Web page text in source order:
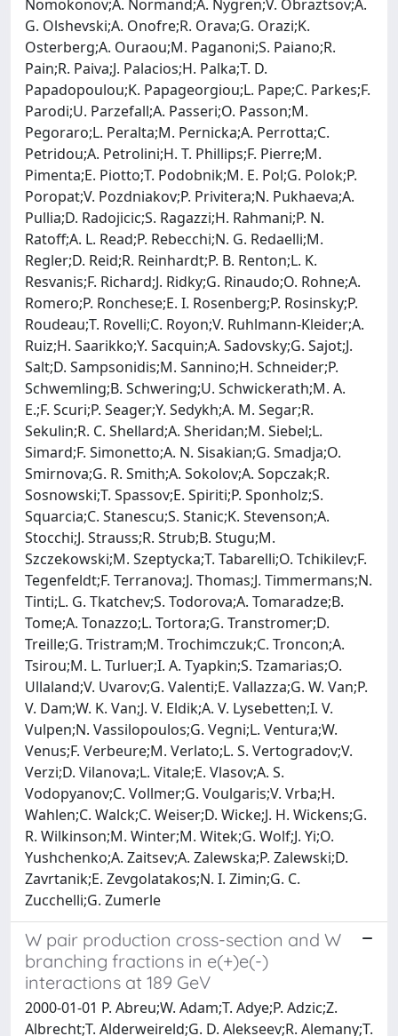
Nomokonov;A. Normand;A. Nygren;V. Obraztsov;A.
G. Olshevski;A. Onofre;R. Orava;G. Orazi;K.
Osterberg;A. Ouraou;M. Paganoni;S. Paiano;R.
Pain;R. Paiva;J. Palacios;H. Palka;T. D.
Papadopoulou;K. Papageorgiou;L. Pape;C. Parkes;F.
Parodi;U. Parzefall;A. Passeri;O. Passon;M.
Pegoraro;L. Peralta;M. Pernicka;A. Perrotta;C.
Petridou;A. Petrolini;H. T. Phillips;F. Pierre;M.
Pimenta;E. Piotto;T. Podobnik;M. E. Pol;G. Polok;P.
Poropat;V. Pozdniakov;P. Privitera;N. Pukhaeva;A.
Pullia;D. Radojicic;S. Ragazzi;H. Rahmani;P. N.
Ratoff;A. L. Read;P. Rebecchi;N. G. Redaelli;M.
Regler;D. Reid;R. Reinhardt;P. B. Renton;L. K.
Resvanis;F. Richard;J. Ridky;G. Rinaudo;O. Rohne;A.
Romero;P. Ronchese;E. I. Rosenberg;P. Rosinsky;P.
Roudeau;T. Rovelli;C. Royon;V. Ruhlmann-Kleider;A.
Ruiz;H. Saarikko;Y. Sacquin;A. Sadovsky;G. Sajot;J.
Salt;D. Sampsonidis;M. Sannino;H. Schneider;P.
Schwemling;B. Schwering;U. Schwickerath;M. A.
E.;F. Scuri;P. Seager;Y. Sedykh;A. M. Segar;R.
Sekulin;R. C. Shellard;A. Sheridan;M. Siebel;L.
Simard;F. Simonetto;A. N. Sisakian;G. Smadja;O.
Smirnova;G. R. Smith;A. Sokolov;A. Sopczak;R.
Sosnowski;T. Spassov;E. Spiriti;P. Sponholz;S.
Squarcia;C. Stanescu;S. Stanic;K. Stevenson;A.
Stocchi;J. Strauss;R. Strub;B. Stugu;M.
Szczekowski;M. Szeptycka;T. Tabarelli;O. Tchikilev;F.
Tegenfeldt;F. Terranova;J. Thomas;J. Timmermans;N.
Tinti;L. G. Tkatchev;S. Todorova;A. Tomaradze;B.
Tome;A. Tonazzo;L. Tortora;G. Transtromer;D.
Treille;G. Tristram;M. Trochimczuk;C. Troncon;A.
Tsirou;M. L. Turluer;I. A. Tyapkin;S. Tzamarias;O.
Ullaland;V. Uvarov;G. Valenti;E. Vallazza;G. W. Van;P.
V. Dam;W. K. Van;J. V. Eldik;A. V. Lysebetten;I. V.
Vulpen;N. Vassilopoulos;G. Vegni;L. Ventura;W.
Venus;F. Verbeure;M. Verlato;L. S. Vertogradov;V.
Verzi;D. Vilanova;L. Vitale;E. Vlasov;A. S.
Vodopyanov;C. Vollmer;G. Voulgaris;V. Vrba;H.
Wahlen;C. Walck;C. Weiser;D. Wicke;J. H. Wickens;G.
R. Wilkinson;M. Winter;M. Witek;G. Wolf;J. Yi;O.
Yushchenko;A. Zaitsev;A. Zalewska;P. Zalewski;D.
Zavrtanik;E. Zevgolatakos;N. I. Zimin;G. C.
Zucchelli;G. Zumerle
W pair production cross-section and W
branching fractions in e(+)e(-)
interactions at 189 GeV
2000-01-01 P. Abreu;W. Adam;T. Adye;P. Adzic;Z.
Albrecht;T. Alderweireld;G. D. Alekseev;R. Alemany;T.